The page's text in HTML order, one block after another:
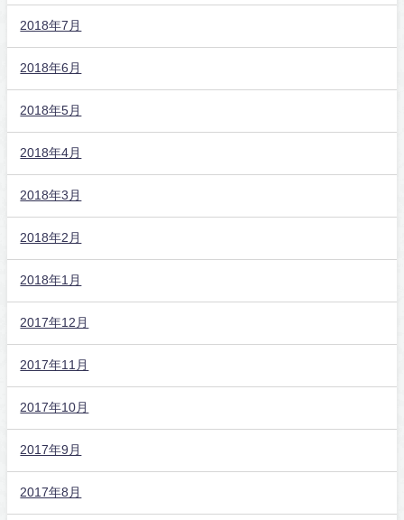
2018年7月
2018年6月
2018年5月
2018年4月
2018年3月
2018年2月
2018年1月
2017年12月
2017年11月
2017年10月
2017年9月
2017年8月